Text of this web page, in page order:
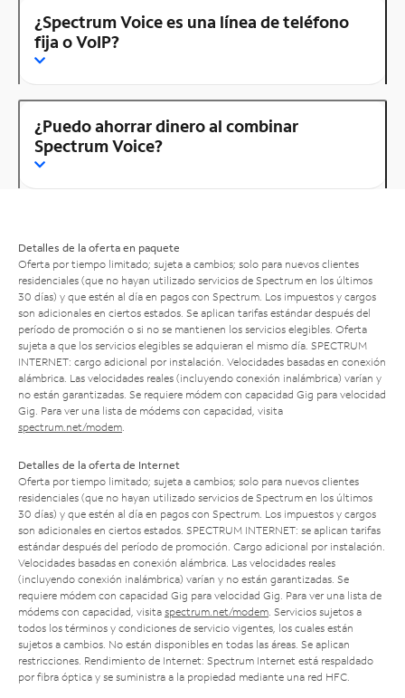
¿Spectrum Voice es una línea de teléfono
fija o VoIP?
¿Puedo ahorrar dinero al combinar
Spectrum Voice?
Detalles de la oferta en paquete
Oferta por tiempo limitado; sujeta a cambios; solo para nuevos clientes
residenciales (que no hayan utilizado servicios de Spectrum en los últimos
30 días) y que estén al día en pagos con Spectrum. Los impuestos y cargos
son adicionales en ciertos estados. Se aplican tarifas estándar después del
período de promoción o si no se mantienen los servicios elegibles. Oferta
sujeta a que los servicios elegibles se adquieran el mismo día. SPECTRUM
INTERNET: cargo adicional por instalación. Velocidades basadas en conexión
alámbrica. Las velocidades reales (incluyendo conexión inalámbrica) varían y
no están garantizadas. Se requiere módem con capacidad Gig para velocidad
Gig. Para ver una lista de módems con capacidad, visita
spectrum.net/modem
Detalles de la oferta de Internet
Oferta por tiempo limitado; sujeta a cambios; solo para nuevos clientes
residenciales (que no hayan utilizado servicios de Spectrum en los últimos
30 días) y que estén al día en pagos con Spectrum. Los impuestos y cargos
son adicionales en ciertos estados. SPECTRUM INTERNET: se aplican tarifas
estándar después del período de promoción. Cargo adicional por instalación.
Velocidades basadas en conexión alámbrica. Las velocidades reales
(incluyendo conexión inalámbrica) varían y no están garantizadas. Se
requiere módem con capacidad Gig para velocidad Gig. Para ver una lista de
módems con capacidad, visita spectrum.net/modem . Servicios sujetos a
todos los términos y condiciones de servicio vigentes, los cuales están
sujetos a cambios. No están disponibles en todas las áreas. Se aplican
restricciones. Rendimiento de Internet: Spectrum Internet está respaldado
por fibra óptica y se suministra a la propiedad mediante una red HFC.